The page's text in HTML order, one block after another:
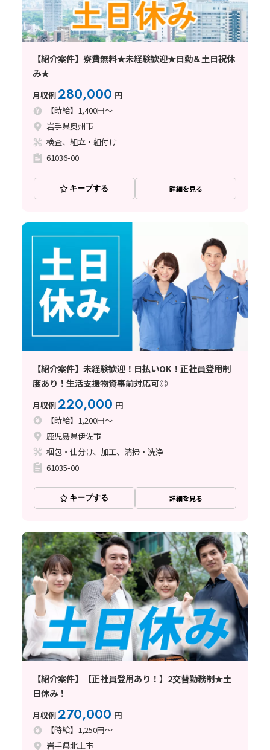
【紹介案件】寮費無料★未経験歓迎★日勤＆土日祝休
み★
月収例280,000 円
【時給】1,400円～
岩手県奥州市
検査、組立・組付け
61036-00
キープする 詳細を見る
【紹介案件】未経験歓迎！日払いOK！正社員登用制
度あり！生活支援物資事前対応可◎
月収例220,000 円
【時給】1,200円～
鹿児島県伊佐市
梱包・仕分け、加工、清掃・洗浄
61035-00
キープする 詳細を見る
【紹介案件】【正社員登用あり！】2交替勤務制★土
日休み！
月収例270,000 円
【時給】1,250円～
岩手県北上市